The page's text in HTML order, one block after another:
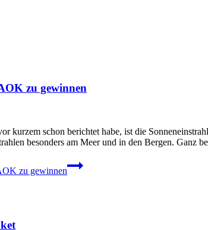
zu gewinnen
kurzem schon berichtet habe, ist die
besonders am Meer und in den Bergen. Ganz
zu gewinnen